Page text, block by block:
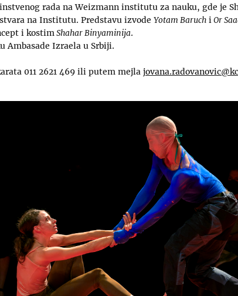
rada na Weizmann institutu za nauku, gde je
na Institutu. Predstavu izvode Yotam Baruch iOr
i kostimShahar Binyaminija.
Ambasade Izraela u Srbiji.
011 2621 469 ili putem mejla